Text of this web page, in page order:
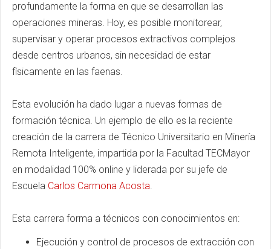
profundamente la forma en que se desarrollan las
operaciones mineras. Hoy, es posible monitorear,
supervisar y operar procesos extractivos complejos
desde centros urbanos, sin necesidad de estar
físicamente en las faenas.
Esta evolución ha dado lugar a nuevas formas de
formación técnica. Un ejemplo de ello es la reciente
creación de la carrera de Técnico Universitario en Minería
Remota Inteligente, impartida por la Facultad TECMayor
en modalidad 100% online y liderada por su jefe de
Escuela Carlos Carmona Acosta.
Esta carrera forma a técnicos con conocimientos en:
Ejecución y control de procesos de extracción con